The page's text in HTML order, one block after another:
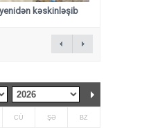
kəskinləşib
CÜ ŞƏ BZ